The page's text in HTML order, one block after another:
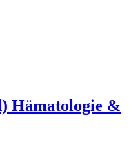
Hämatologie &